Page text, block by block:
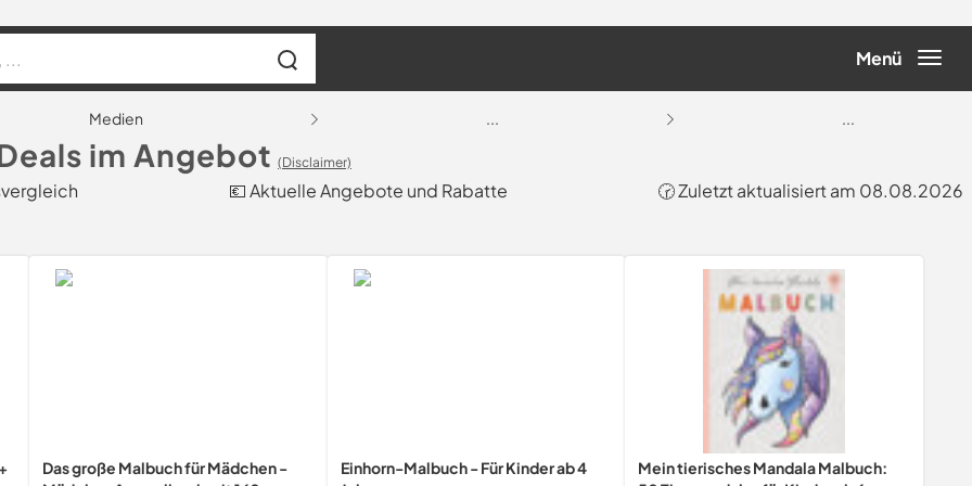
Menü
Medien ... ...
im Angebot (Disclaimer)
💶 Aktuelle Angebote und Rabatte 🕝 Zuletzt aktualisiert am 08.08.2026
Das große Malbuch für Mädchen -
Einhorn-Malbuch - Für Kinder ab 4
Mein tierisches Mandala Malbuch: